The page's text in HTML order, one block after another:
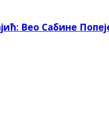
Вео Сабине